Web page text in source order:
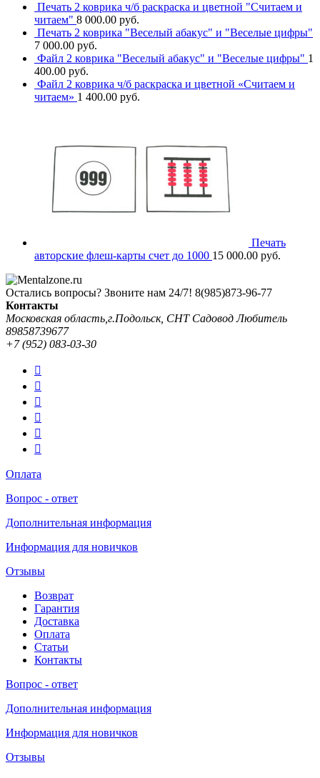
Печать 2 коврика ч/б раскраска и цветной "Считаем и
читаем" 8 000.00 руб.
Печать 2 коврика "Веселый абакус" и "Веселые цифры"
7 000.00 руб.
Файл 2 коврика "Веселый абакус" и "Веселые цифры" 1
400.00 руб.
Файл 2 коврика ч/б раскраска и цветной «Считаем и
читаем» 1 400.00 руб.
Печать
авторские флеш-карты счет до 1000 15 000.00 руб.
Остались вопросы? Звоните нам 24/7! 8(985)873-96-77
Контакты
Московская область,г.Подольск, СНТ Садовод Любитель
89858739677
+7 (952) 083-03-30
Оплата
Вопрос - ответ
Дополнительная информация
Информация для новичков
Отзывы
Возврат
Гарантия
Доставка
Оплата
Статьи
Контакты
Вопрос - ответ
Дополнительная информация
Информация для новичков
Отзывы